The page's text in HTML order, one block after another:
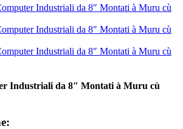
Industriali da 8″ Montati à Muru cù